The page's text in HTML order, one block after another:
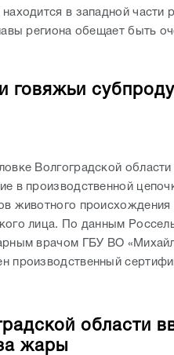
в западной части
региона обещает быть
говяжьи
Волгоградской
в производственной
животного
лица. По данным
врачом ГБУ ВО
производственный
области
жары